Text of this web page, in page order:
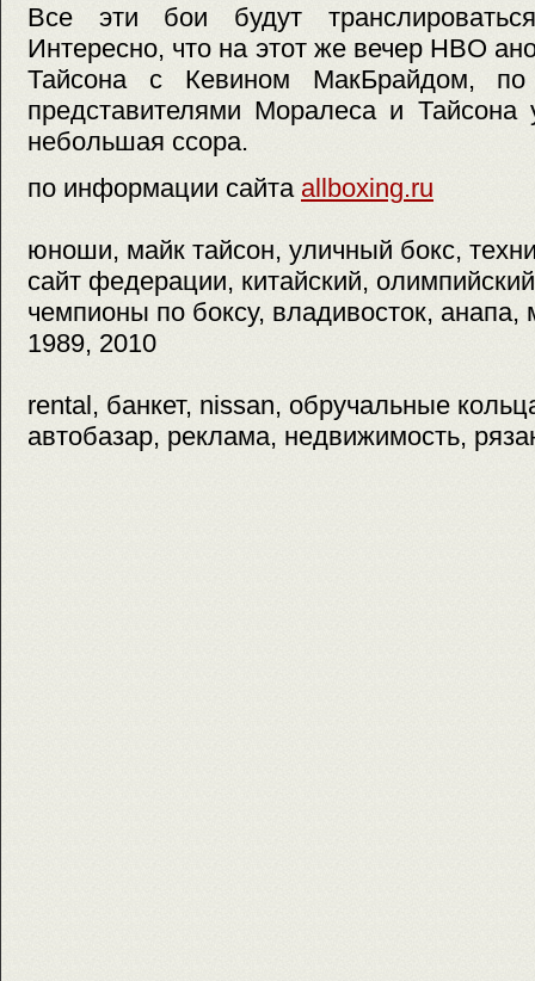
Все эти бои будут
Интересно, что на этот же вечер HBO
Тайсона с Кевином МакБрайдом,
представителями Моралеса и Тайсона
небольшая ссора.
по информации сайта allboxing.ru
юноши, майк тайсон, уличный бокс,
сайт федерации, китайский,
чемпионы по боксу, владивосток,
1989, 2010
rental, банкет, nissan, обручальные
автобазар, реклама, недвижимость,